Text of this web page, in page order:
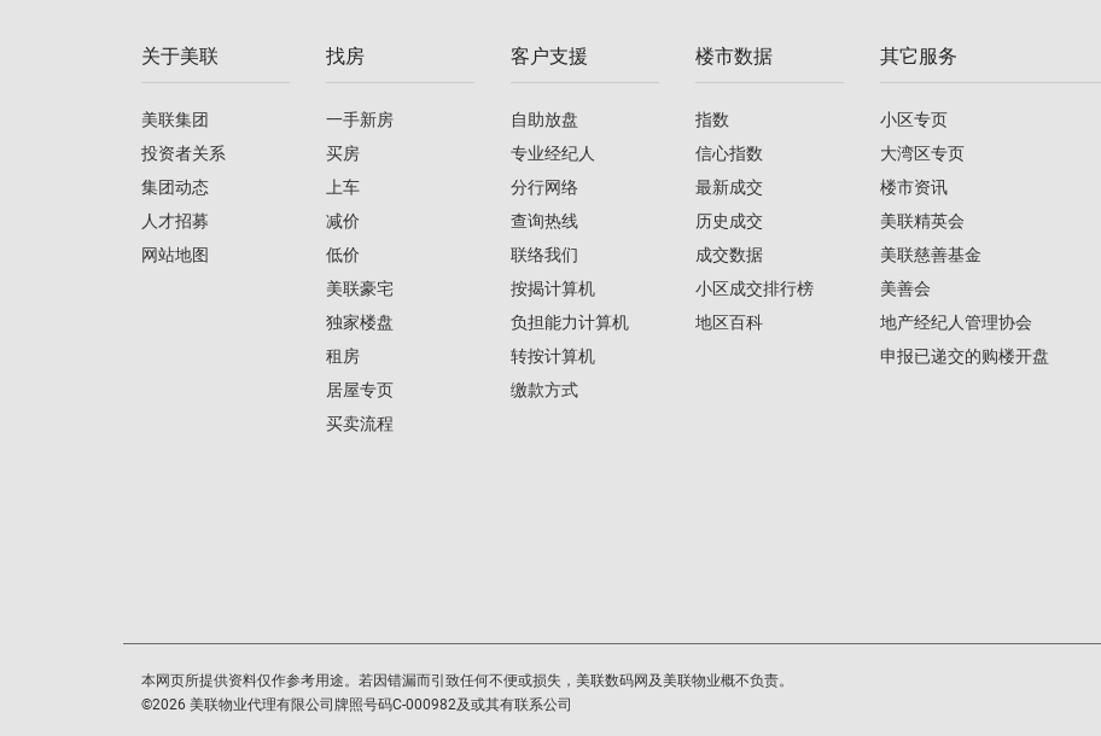
美联信心指数 较上周 -0.6% 10/08/2026
关于美联
美联集团
投资者关系
集团动态
人才招募
网站地图
找房
一手新房
买房
上车
减价
低价
美联豪宅
独家楼盘
租房
居屋专页
买卖流程
客户支援
自助放盘
专业经纪人
分行网络
查询热线
联络我们
按揭计算机
负担能力计算机
转按计算机
缴款方式
楼市数据
指数
信心指数
最新成交
历史成交
成交数据
小区成交排行榜
地区百科
其它服务
小区专页
大湾区专页
楼市资讯
美联精英会
美联慈善基金
美善会
地产经纪人管理协会
申报已递交的购楼开盘
本网页所提供资料仅作参考用途。若因错漏而引致任何不便或损失，美联数码网及美联物业概不负责。
©2026 美联物业代理有限公司牌照号码C-000982及或其有联系公司